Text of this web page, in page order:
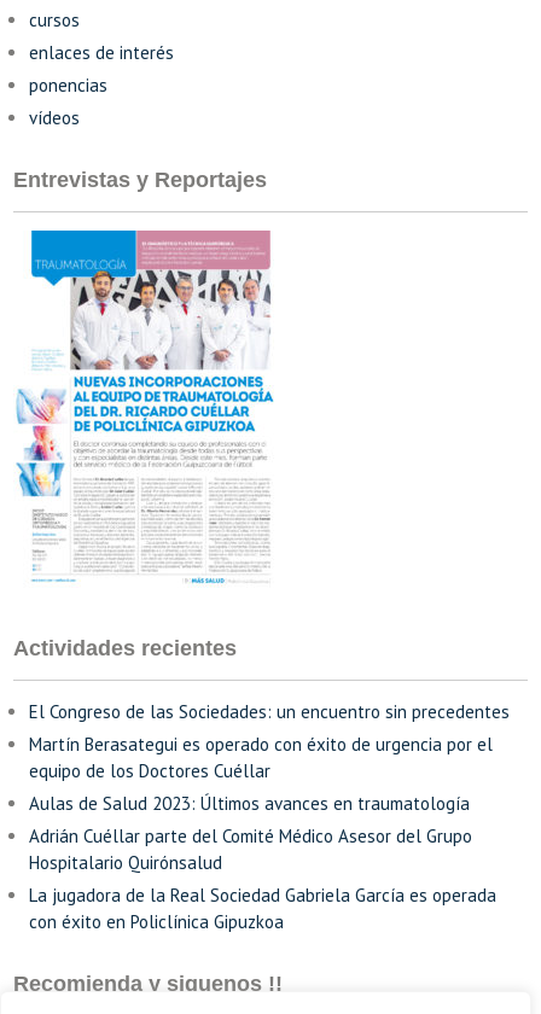
cursos
enlaces de interés
ponencias
vídeos
Entrevistas y Reportajes
Actividades recientes
El Congreso de las Sociedades: un encuentro sin precedentes
Martín Berasategui es operado con éxito de urgencia por el
equipo de los Doctores Cuéllar
Aulas de Salud 2023: Últimos avances en traumatología
Adrián Cuéllar parte del Comité Médico Asesor del Grupo
Hospitalario Quirónsalud
La jugadora de la Real Sociedad Gabriela García es operada
con éxito en Policlínica Gipuzkoa
Recomienda y siguenos !!